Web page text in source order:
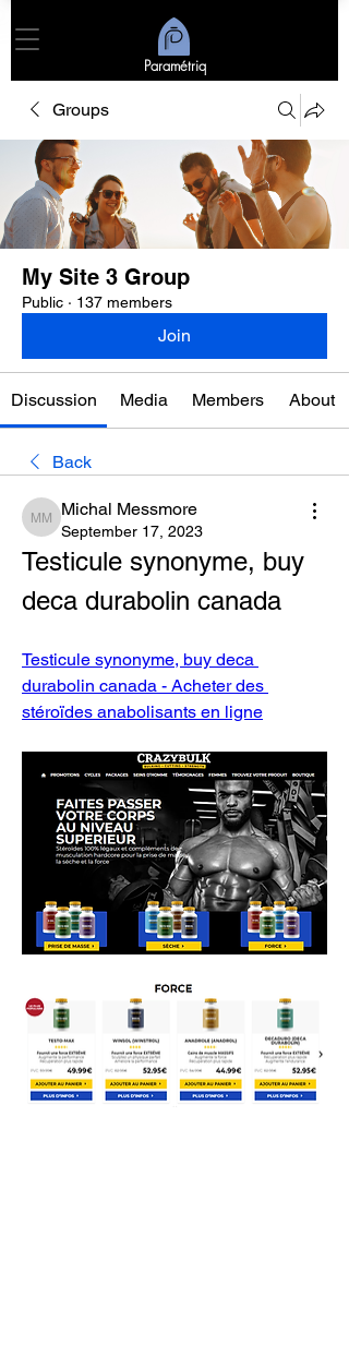
Paramétriq
Groups
My Site 3 Group
Public · 137 members
Join
Discussion Media Members About
Back
Michal Messmore
Michal Messmore
September 17, 2023
Testicule synonyme, buy
deca durabolin canada
Testicule synonyme, buy deca
durabolin canada - Acheter des
stéroïdes anabolisants en ligne